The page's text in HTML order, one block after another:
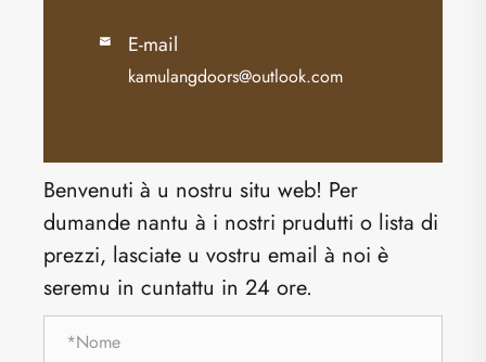
 E-mail
kamulangdoors@outlook.com
Benvenuti à u nostru situ web! Per
dumande nantu à i nostri prudutti o lista di
prezzi, lasciate u vostru email à noi è
seremu in cuntattu in 24 ore.